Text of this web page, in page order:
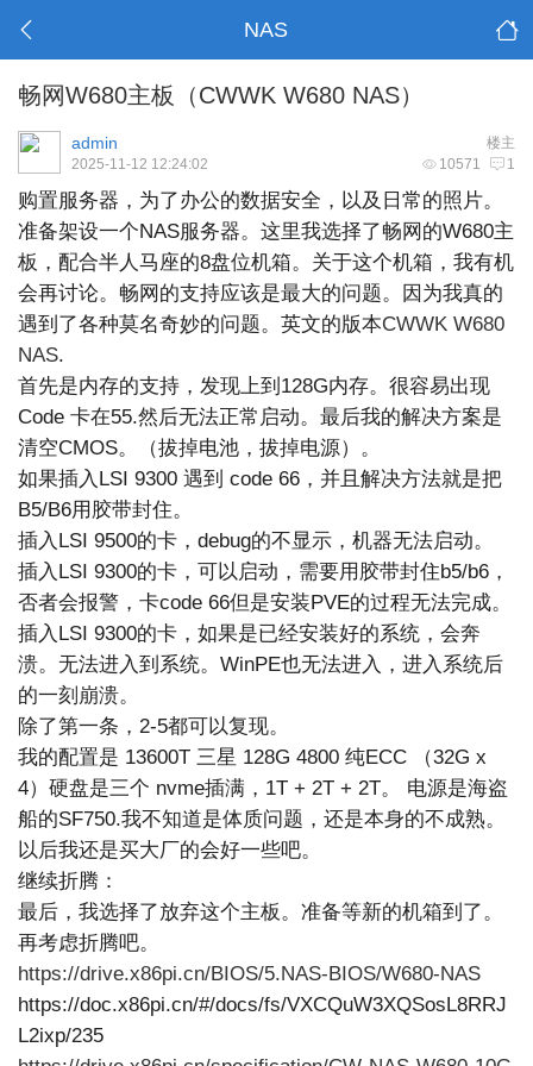
NAS
畅网W680主板（CWWK W680 NAS）
楼主
admin
10571 1
2025-11-12 12:24:02
购置服务器，为了办公的数据安全，以及日常的照片。
准备架设一个NAS服务器。这里我选择了畅网的W680主
板，配合半人马座的8盘位机箱。关于这个机箱，我有机
会再讨论。畅网的支持应该是最大的问题。因为我真的
遇到了各种莫名奇妙的问题。英文的版本CWWK W680
NAS.
首先是内存的支持，发现上到128G内存。很容易出现
Code 卡在55.然后无法正常启动。最后我的解决方案是
清空CMOS。（拔掉电池，拔掉电源）。
如果插入LSI 9300 遇到 code 66，并且解决方法就是把
B5/B6用胶带封住。
插入LSI 9500的卡，debug的不显示，机器无法启动。
插入LSI 9300的卡，可以启动，需要用胶带封住b5/b6，
否者会报警，卡code 66但是安装PVE的过程无法完成。
插入LSI 9300的卡，如果是已经安装好的系统，会奔
溃。无法进入到系统。WinPE也无法进入，进入系统后
的一刻崩溃。
除了第一条，2-5都可以复现。
我的配置是 13600T 三星 128G 4800 纯ECC （32G x
4）硬盘是三个 nvme插满，1T + 2T + 2T。 电源是海盗
船的SF750.我不知道是体质问题，还是本身的不成熟。
以后我还是买大厂的会好一些吧。
继续折腾：
最后，我选择了放弃这个主板。准备等新的机箱到了。
再考虑折腾吧。
https://drive.x86pi.cn/BIOS/5.NAS-BIOS/W680-NAS
https://doc.x86pi.cn/#/docs/fs/VXCQuW3XQSosL8RRJ
L2ixp/235